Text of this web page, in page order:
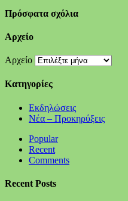
Πρόσφατα σχόλια
Αρχείο
Αρχείο
Kατηγορίες
Εκδηλώσεις
Νέα – Προκηρύξεις
Popular
Recent
Comments
Recent Posts